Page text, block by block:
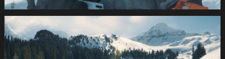
SUVA
Wintersport2021
1.19.1